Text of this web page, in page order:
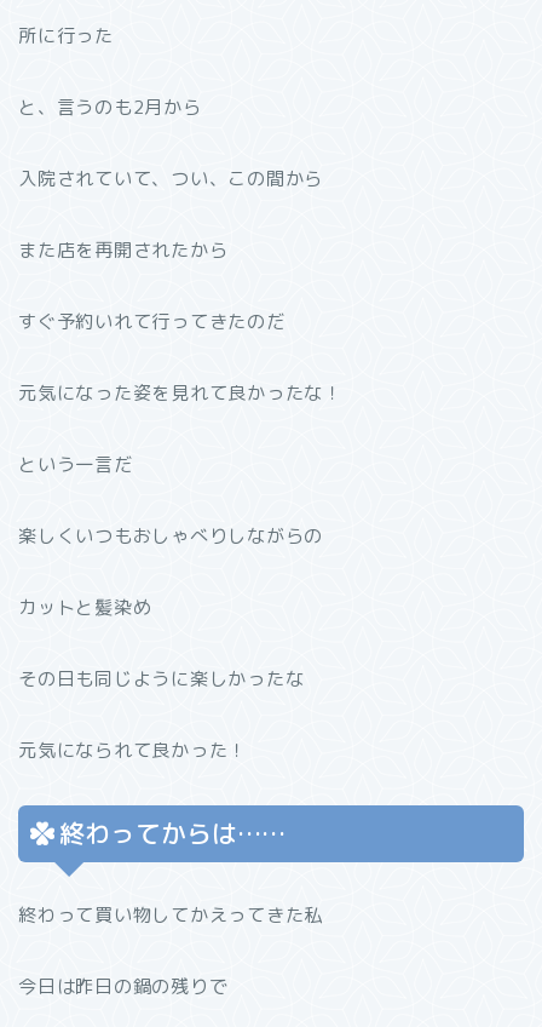
所に行った
と、言うのも2月から
入院されていて、つい、この間から
また店を再開されたから
すぐ予約いれて行ってきたのだ
元気になった姿を見れて良かったな！
という一言だ
楽しくいつもおしゃべりしながらの
カットと髪染め
その日も同じように楽しかったな
元気になられて良かった！
終わってからは……
終わって買い物してかえってきた私
今日は昨日の鍋の残りで